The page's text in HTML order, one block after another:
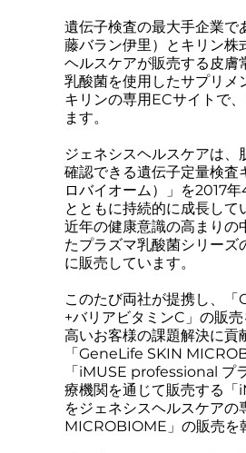
遺伝子検査の最大手企業で
藤バラン伊里）とキリン株
ヘルスケアが販売する皮膚
乳酸菌を使用したサプリメ
キリンの専用ECサイトで
ます。
ジェネシスヘルスケアは
確認できる遺伝子定量検
ロバイオーム）」を2017
とともに持続的に成長して
近年の健康意識の高まりの
たプラズマ乳酸菌シリー
に販売しています。
このたび両社が提携し、
+バリアビタミンC」の販
高いお客様の課題解決に貢
「GeneLife SKIN
「iMUSE professional プ
療機関を通じて販売する
をジェネシスヘルスケア
MICROBIOME」の販売を